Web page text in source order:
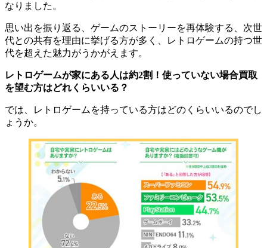
なりました。
思い出を振り返る、ゲームのストーリーを再体験する、次世
代との共有を理由に挙げる方が多く、レトロゲームの持つ世
代を超えた魅力がうかがえます。
レトロゲームが家にある人は約2割！使っていない場合買取
を望む方はどれくらいいる？
では、レトロゲームを持っている方はどのくらいいるのでし
ょうか。